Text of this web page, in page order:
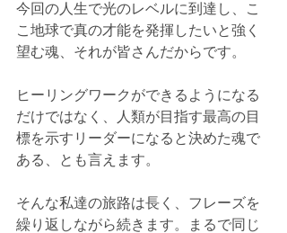
今回の人生で光のレベルに到達し、こ
こ地球で真の才能を発揮したいと強く
望む魂、それが皆さんだからです。
ヒーリングワークができるようになる
だけではなく、人類が目指す最高の目
標を示すリーダーになると決めた魂で
ある、とも言えます。
そんな私達の旅路は長く、フレーズを
繰り返しながら続きます。まるで同じ